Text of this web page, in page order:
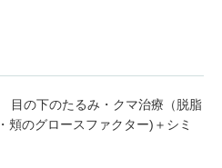
目の下のたるみ・クマ治療（脱脂
頬のグロースファクター)＋シミ